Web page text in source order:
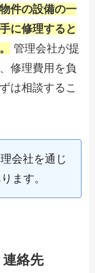
件の設備の一
に修理すると
管理会社が提
修理費用を負
は相談するこ
会社を通じ
ます。
絡先